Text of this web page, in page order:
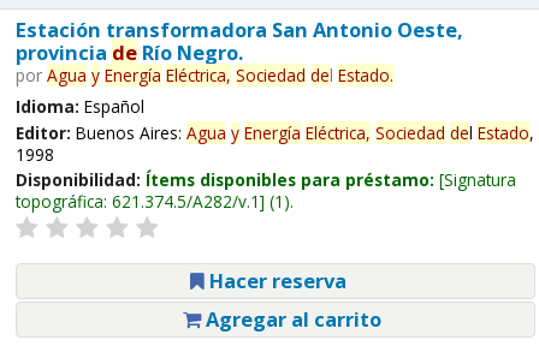
Estación transformadora San Antonio Oeste,
provincia deRío Negro.
por Agua y Energía Eléctrica, Sociedad del Estado.
Idioma: Español
Editor: Buenos Aires: Agua y Energía Eléctrica, Sociedad del Estado,
1998
Disponibilidad: Ítems disponibles para préstamo: Signatura
topográfica: 621.374.5/A282/v.1 (1).
Hacer reserva
Agregar al carrito